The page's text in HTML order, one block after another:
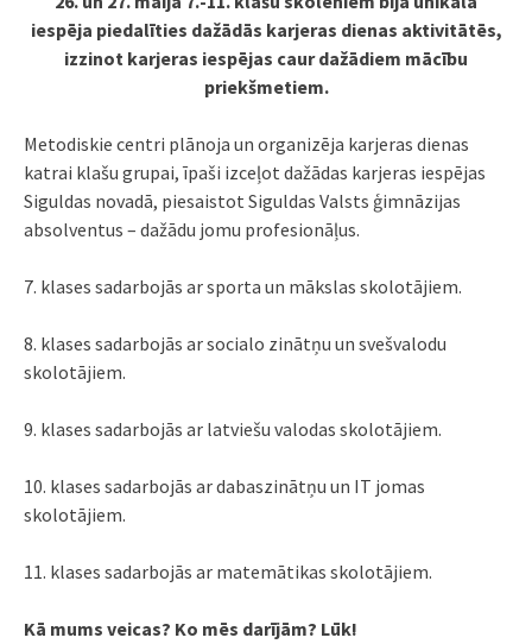
iespēja piedalīties dažādās karjeras dienas aktivitātēs,
izzinot karjeras iespējas caur dažādiem mācību
priekšmetiem.
Metodiskie centri plānoja un organizēja karjeras dienas
katrai klašu grupai, īpaši izceļot dažādas karjeras iespējas
Siguldas novadā, piesaistot Siguldas Valsts ģimnāzijas
absolventus – dažādu jomu profesionāļus.
7. klases sadarbojās ar sporta un mākslas skolotājiem.
8. klases sadarbojās ar socialo zinātņu un svešvalodu
skolotājiem.
9. klases sadarbojās ar latviešu valodas skolotājiem.
10. klases sadarbojās ar dabaszinātņu un IT jomas
skolotājiem.
11. klases sadarbojās ar matemātikas skolotājiem.
Kā mums veicas? Ko mēs darījām? Lūk!